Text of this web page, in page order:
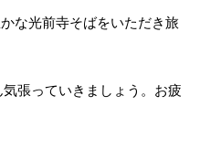
な光前寺そばをいただき旅
張っていきましょう。お疲